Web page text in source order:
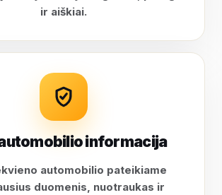
ir aiškiai.
informacija
automobilio pateikiame
duomenis, nuotraukas ir